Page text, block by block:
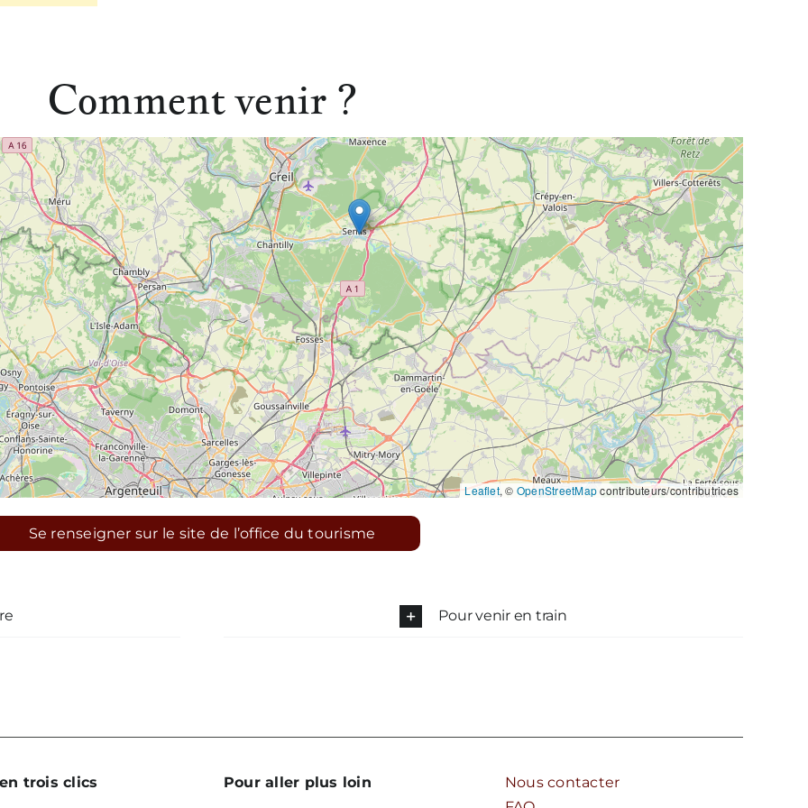
Comment venir ?
Leaflet, © OpenStreetMapcontributeurs/contributrices
Se renseigner sur le site de l’office du tourisme
Pour venir en train
trois clics Pour aller plus loin
Nous contacter